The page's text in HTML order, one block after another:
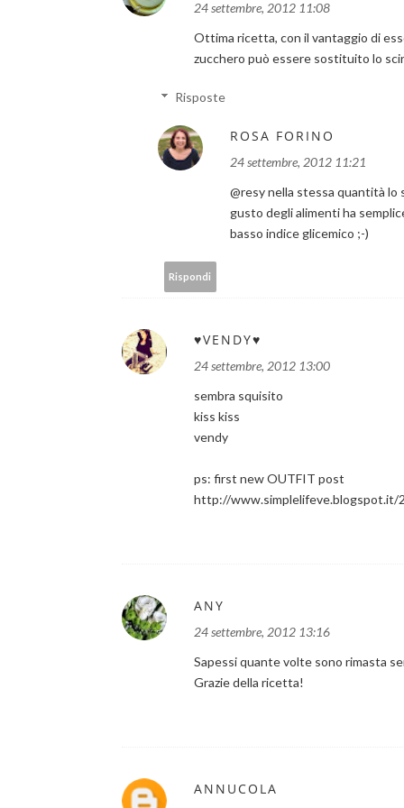
24 settembre, 2012 11:08
Ottima ricetta, con il vantaggio di
zucchero può essere sostituito lo
Risposte
ROSA FORINO
24 settembre, 2012 11:21
@resy nella stessa quantità
gusto degli alimenti ha
basso indice glicemico ;-)
Rispondi
♥VENDY♥
24 settembre, 2012 13:00
sembra squisito
kiss kiss
vendy
ps: first new OUTFIT post
http://
ANY
24 settembre, 2012 13:16
Sapessi quante volte sono rimasta
Grazie della ricetta!
ANNUCOLA